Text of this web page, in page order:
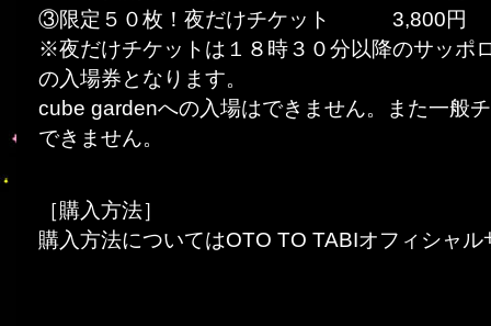
③限定５０枚！夜だけチケット 3,800円
※夜だけチケットは１８時３０分以降のサッポ
の入場券となります。
cube gardenへの入場はできません。また一般
できません。
［購入方法］
購入方法についてはOTO TO TABIオフィシャ